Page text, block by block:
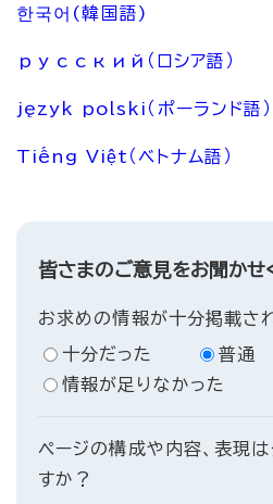
한국어(韓国語)
русский（ロシア語）
język polski（ポーランド語）
Tiếng Việt（ベトナム語）
皆さまのご意見をお聞かせ
お求めの情報が十分掲載さ
十分だった
普通
情報が足りなかった
ページの構成や内容、表現
すか？